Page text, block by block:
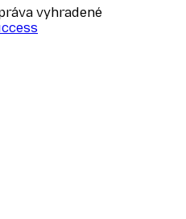
vyhradené